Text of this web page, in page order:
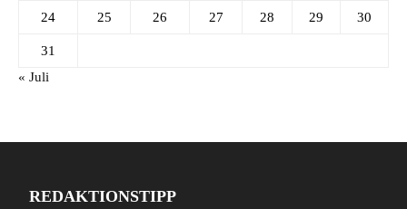
24 25 26 27 28 29 30
31
« Juli
REDAKTIONSTIPP